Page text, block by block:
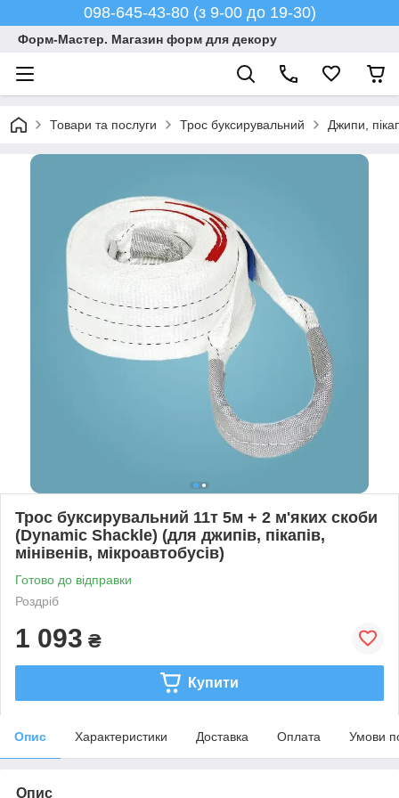
098-645-43-80 (з 9-00 до 19-30)
Форм-Мастер. Магазин форм для декору
Товари та послуги Трос буксирувальний Джипи,
Трос буксирувальний 11т 5м + 2 м'яких скоби
(Dynamic Shackle) (для джипів, пікапів,
мінівенів, мікроавтобусів)
Готово до відправки
Роздріб
1 093 ₴
Купити
Опис Характеристики Доставка Оплата Умови
Опис